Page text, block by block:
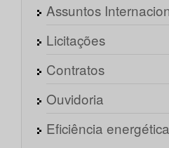
Assuntos
Licitações
Contratos
Ouvidoria
Eficiência energética